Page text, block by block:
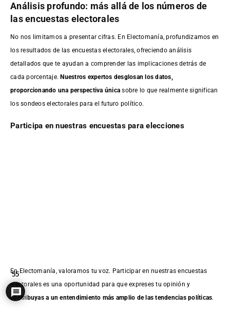
Análisis profundo: más allá de los números de
las encuestas electorales
No nos limitamos a presentar cifras. En Electomanía, profundizamos en
los resultados de las encuestas electorales, ofreciendo análisis
detallados que te ayudan a comprender las implicaciones detrás de
cada porcentaje. Nuestros expertos desglosan los datos,
proporcionando una perspectiva única sobre lo que realmente significan
los sondeos electorales para el futuro político.
Participa en nuestras encuestas para elecciones
En Electomanía, valoramos tu voz. Participar en nuestras encuestas
electorales es una oportunidad para que expreses tu opinión y
contribuyas a un entendimiento más amplio de las tendencias políticas.
55